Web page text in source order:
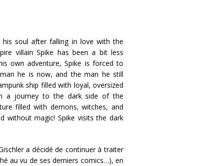
soul after falling in love with the
villain Spike has been a bit less
own adventure, Spike is forced to
he is now, and the man he still
ship filled with loyal, oversized
a journey to the dark side of the
filled with demons, witches, and
without magic! Spike visits the dark
a décidé de continuer à traiter
au vu de ses derniers comics…), en